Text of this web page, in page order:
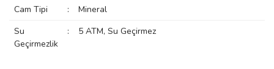
Cam Tipi
:
Mineral
Su
Geçirmezlik
: 5 ATM, Su Geçirmez